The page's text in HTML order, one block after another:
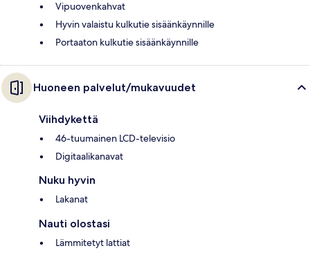
Vipuovenkahvat
Hyvin valaistu kulkutie sisäänkäynnille
Portaaton kulkutie sisäänkäynnille
Huoneen palvelut/mukavuudet
Viihdykettä
46-tuumainen LCD-televisio
Digitaalikanavat
Nuku hyvin
Lakanat
Nauti olostasi
Lämmitetyt lattiat